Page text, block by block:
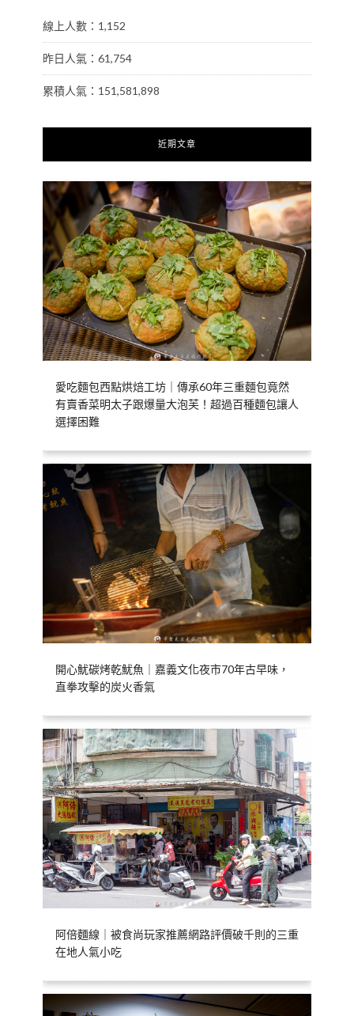
線上人數：1,152
昨日人氣：61,754
累積人氣：151,581,898
近期文章
愛吃麵包西點烘焙工坊｜傳承60年三重麵包竟然
有賣香菜明太子跟爆量大泡芙！超過百種麵包讓人
選擇困難
開心魷碳烤乾魷魚｜嘉義文化夜市70年古早味，
直拳攻擊的炭火香氣
阿倍麵線｜被食尚玩家推薦網路評價破千則的三重
在地人氣小吃